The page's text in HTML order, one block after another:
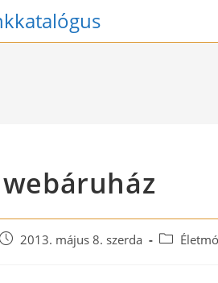
Post 2013. május 8. szerda
Post